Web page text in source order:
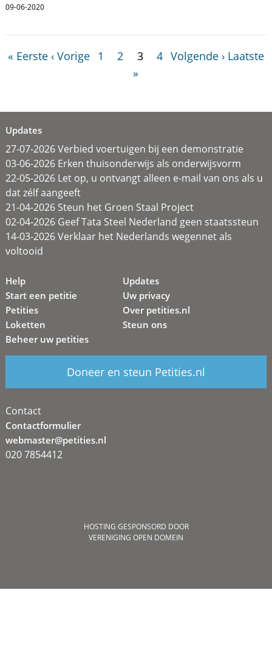
09-06-2020
« Eerste ‹ Vorige 1 2 3 4 Volgende › Laatste
»
Updates
27-07-2026 Verbied voertuigen bij een demonstratie
03-06-2026 Erken thuisonderwijs als onderwijsvorm
22-05-2026 Let op, u ontvangt alleen e-mail van ons als u
dat zélf aangeeft
21-04-2026 Steun het Groen Staal Project
02-04-2026 Geef Tata Steel Nederland geen staatssteun
14-03-2026 Verklaar het Nederlands wegennet als
voltooid
Help
Start een petitie
Petities
Loketten
Beheer uw petities
Updates
Uw privacy
Over petities.nl
Steun ons
Doneer en steun Petities.nl
Contact
Contactformulier
webmaster@petities.nl
020 7854412
HOSTING GESPONSORD DOOR
VERENIGING OPEN DOMEIN